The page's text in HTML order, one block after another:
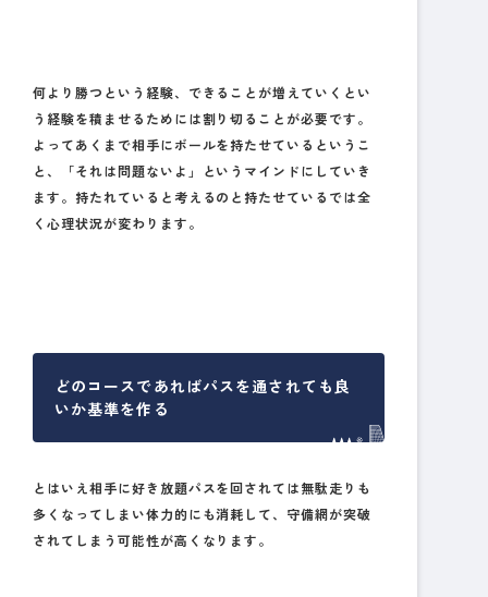
何より勝つという経験、できることが増えていくとい
う経験を積ませるためには割り切ることが必要です。
よってあくまで相手にボールを持たせているというこ
と、「それは問題ないよ」というマインドにしていき
ます。持たれていると考えるのと持たせているでは全
く心理状況が変わります。
どのコースであればパスを通されても良
いか基準を作る
とはいえ相手に好き放題パスを回されては無駄走りも
多くなってしまい体力的にも消耗して、守備網が突破
されてしまう可能性が高くなります。